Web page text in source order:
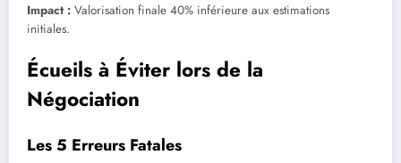
Impact : Valorisation finale 40% inférieure aux estimations
initiales.
Écueils à Éviter lors de la
Négociation
Les 5 Erreurs Fatales